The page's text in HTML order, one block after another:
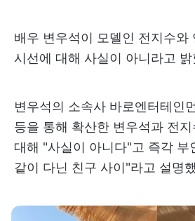
배우 변우석이 모델인 전지수와
시선에 대해 사실이 아니라고 밝
변우석의 소속사 바로엔터테인
등을 통해 확산한 변우석과 전
대해 "사실이 아니다"고 즉각 부
같이 다닌 친구 사이"라고 설명